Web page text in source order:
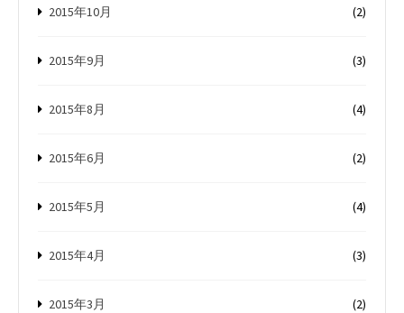
2015年10月 (2)
2015年9月 (3)
2015年8月 (4)
2015年6月 (2)
2015年5月 (4)
2015年4月 (3)
2015年3月 (2)